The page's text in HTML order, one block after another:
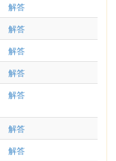
解答
解答
解答
解答
解答
解答
解答